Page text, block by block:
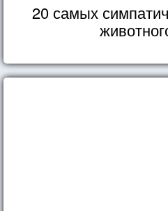
20 самых